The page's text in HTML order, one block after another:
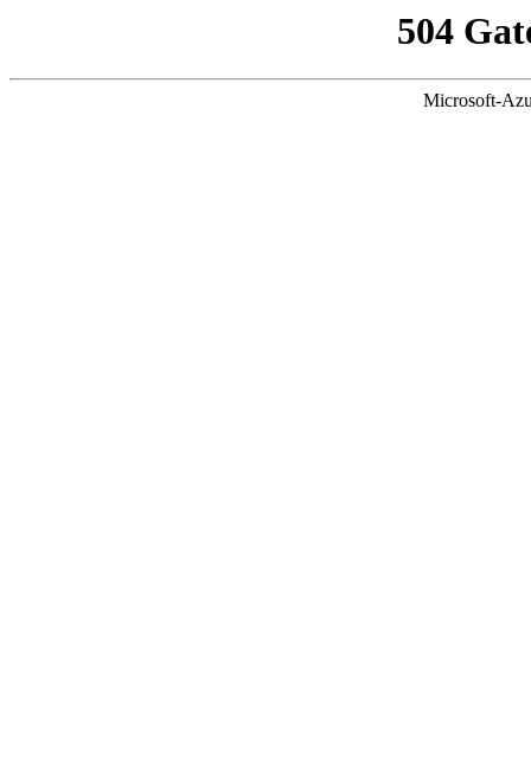
504
Microsoft-